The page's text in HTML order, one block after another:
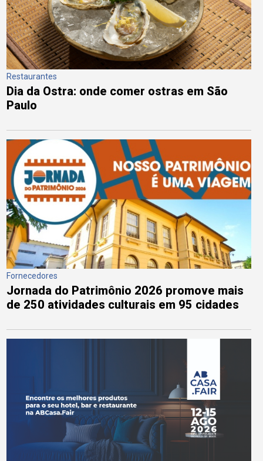
Restaurantes
Dia da Ostra: onde comer ostras em São
Paulo
Fornecedores
Jornada do Patrimônio 2026 promove mais
de 250 atividades culturais em 95 cidades